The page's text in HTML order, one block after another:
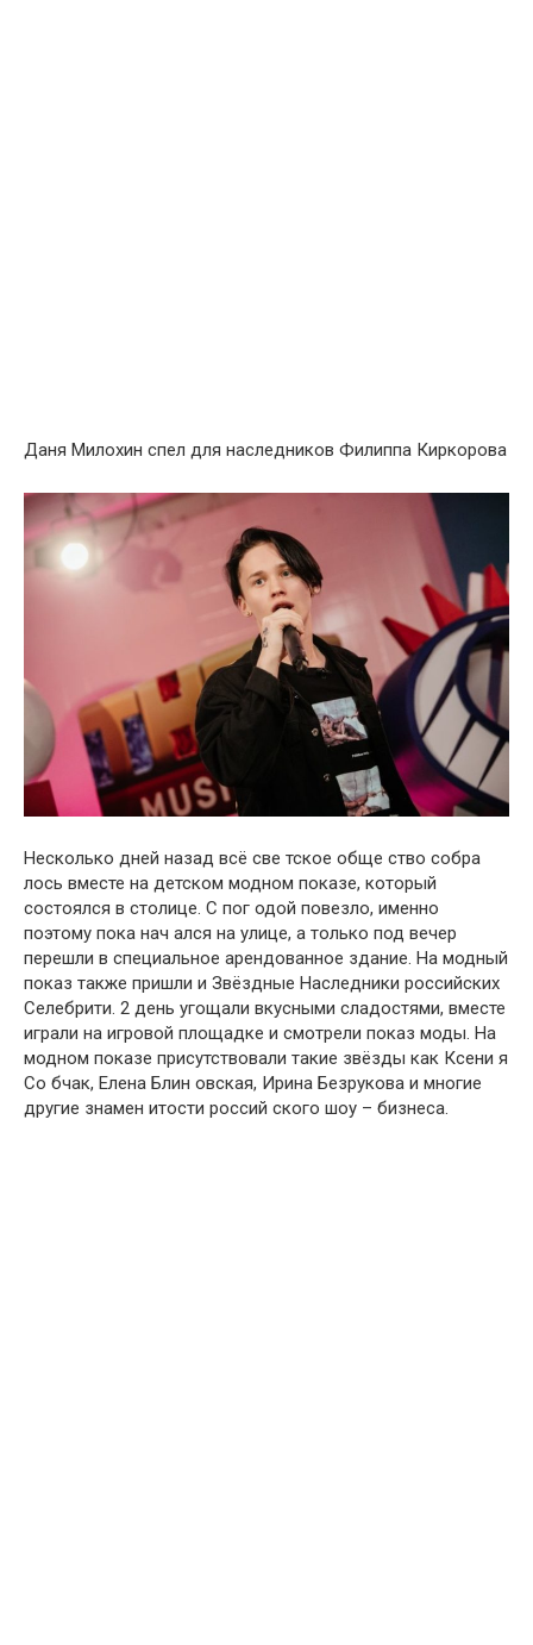
Даня Mилохин спел для наследников Филиппа Киркорова
Несколько дней назад всё све тское обще ство собра
лось вместе на детском модном показе, который
состоялся в столице. С пог одой повезло, именно
поэтому пока нач ался на улице, а только под вечер
перешли в специальное арендованное здание. На модный
показ также пришли и Звёздные Наследники российских
Селебрити. 2 день угощали вкусными сладостями, вместе
играли на игровой площадке и смотрели показ моды. На
модном показе присутствовали такие звёзды как Ксени я
Со бчак, Елена Блин овская, Ирина Безрукова и многие
другие знамен итости россий ского шоу – бизнеса.